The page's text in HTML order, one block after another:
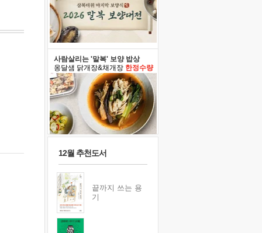
사람살리는 '말복' 보양 밥상
옹달샘 닭개장&채개장 한정수량
12월 추천도서
끝까지 쓰는 용
기